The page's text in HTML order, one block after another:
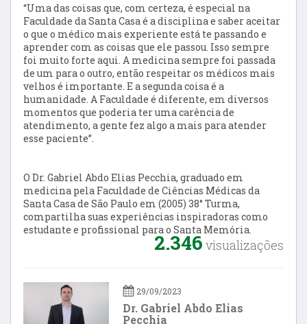
“Uma das coisas que, com certeza, é especial na
Faculdade da Santa Casa é a disciplina e saber aceitar
o que o médico mais experiente está te passando e
aprender com as coisas que ele passou. Isso sempre
foi muito forte aqui. A medicina sempre foi passada
de um para o outro, então respeitar os médicos mais
velhos é importante. E a segunda coisa é a
humanidade. A Faculdade é diferente, em diversos
momentos que poderia ter uma carência de
atendimento, a gente fez algo a mais para atender
esse paciente”.
O Dr. Gabriel Abdo Elias Pecchia, graduado em
medicina pela Faculdade de Ciências Médicas da
Santa Casa de São Paulo em (2005) 38° Turma,
compartilha suas experiências inspiradoras como
estudante e profissional para o Santa Memória.
2.346 visualizações
29/09/2023
Dr. Gabriel Abdo Elias
Pecchia